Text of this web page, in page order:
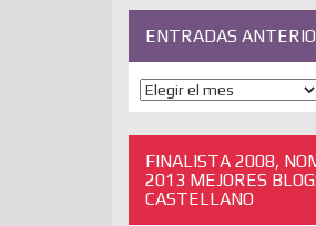
ENTRADAS
ENTRADAS
ANTERIORES
FINALISTA 2008,
2013 MEJORES
CASTELLANO